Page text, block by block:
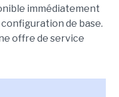
immédiatement
de base.
offre de service